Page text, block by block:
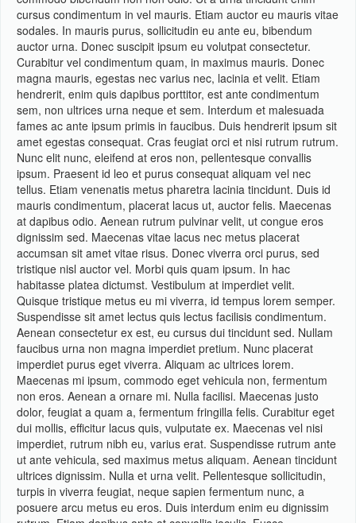
cursus condimentum in vel mauris. Etiam auctor eu mauris vitae
sodales. In mauris purus, sollicitudin eu ante eu, bibendum
auctor urna. Donec suscipit ipsum eu volutpat consectetur.
Curabitur vel condimentum quam, in maximus mauris. Donec
magna mauris, egestas nec varius nec, lacinia et velit. Etiam
hendrerit, enim quis dapibus porttitor, est ante condimentum
sem, non ultrices urna neque et sem. Interdum et malesuada
fames ac ante ipsum primis in faucibus. Duis hendrerit ipsum sit
amet egestas consequat. Cras feugiat orci et nisi rutrum rutrum.
Nunc elit nunc, eleifend at eros non, pellentesque convallis
ipsum. Praesent id leo et purus consequat aliquam vel nec
tellus. Etiam venenatis metus pharetra lacinia tincidunt. Duis id
mauris condimentum, placerat lacus ut, auctor felis. Maecenas
at dapibus odio. Aenean rutrum pulvinar velit, ut congue eros
dignissim sed. Maecenas vitae lacus nec metus placerat
accumsan sit amet vitae risus. Donec viverra orci purus, sed
tristique nisl auctor vel. Morbi quis quam ipsum. In hac
habitasse platea dictumst. Vestibulum at imperdiet velit.
Quisque tristique metus eu mi viverra, id tempus lorem semper.
Suspendisse sit amet lectus quis lectus facilisis condimentum.
Aenean consectetur ex est, eu cursus dui tincidunt sed. Nullam
faucibus urna non magna imperdiet pretium. Nunc placerat
imperdiet purus eget viverra. Aliquam ac ultrices lorem.
Maecenas mi ipsum, commodo eget vehicula non, fermentum
non eros. Aenean a ornare mi. Nulla facilisi. Maecenas justo
dolor, feugiat a quam a, fermentum fringilla felis. Curabitur eget
dui mollis, efficitur lacus quis, vulputate ex. Maecenas vel nisi
imperdiet, rutrum nibh eu, varius erat. Suspendisse rutrum ante
ut ante vehicula, sed maximus metus aliquam. Aenean tincidunt
ultrices dignissim. Nulla et urna velit. Pellentesque sollicitudin,
turpis in viverra feugiat, neque sapien fermentum nunc, a
posuere arcu metus eu eros. Duis interdum enim eu dignissim